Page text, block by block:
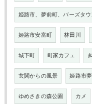
姫路市、夢前町、バーズタウ
姫路市安富町 林田川
城下町 町家カフェ
玄関からの風景 姫路市
ゆめさきの森公園 カメ